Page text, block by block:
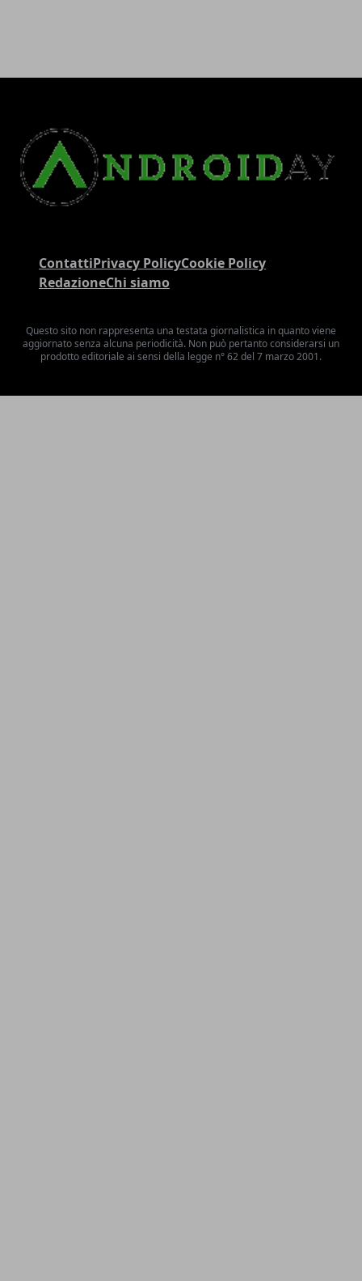
ContattiPrivacy PolicyCookie Policy
RedazioneChi siamo
Questo sito non rappresenta una testata giornalistica in quanto viene
aggiornato senza alcuna periodicità. Non può pertanto considerarsi un
prodotto editoriale ai sensi della legge n° 62 del 7 marzo 2001.